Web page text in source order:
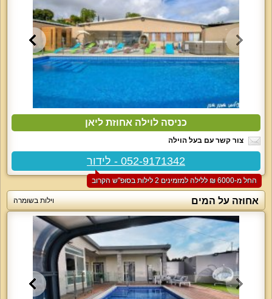
כניסה לוילה אחוזת ליאן
צור קשר עם בעל הוילה
052-9171342 - לידור
החל מ-‏6000 ₪ ללילה למזמינים 2 לילות בסופ"ש הקרוב
אחוזה על המים וילות בשומרה